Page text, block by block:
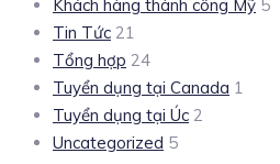
Khách hàng thành công Mỹ 5
Tin Tức 21
Tổng hợp 24
Tuyển dụng tại Canada 1
Tuyển dụng tại Úc 2
Uncategorized 5